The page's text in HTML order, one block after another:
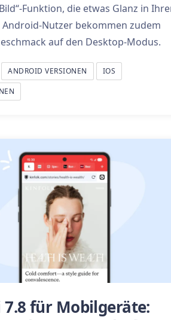
Funktion, die etwas Glanz in
Nutzer bekommen zudem
auf den Desktop-Modus.
ANDROID VERSIONEN
IOS
für Mobilgeräte: